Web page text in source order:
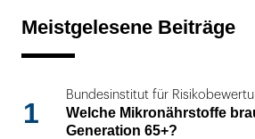
Meistgelesene Beiträge
1
Bundesinstitut für
Welche Mikronährstoffe
Generation 65+?